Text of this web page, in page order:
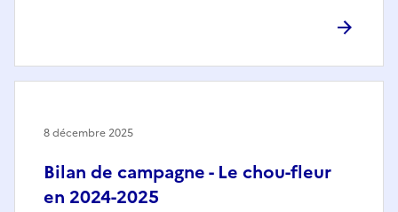
Bilan de campagne - Le chou-fleur
en 2024-2025
8 décembre 2025